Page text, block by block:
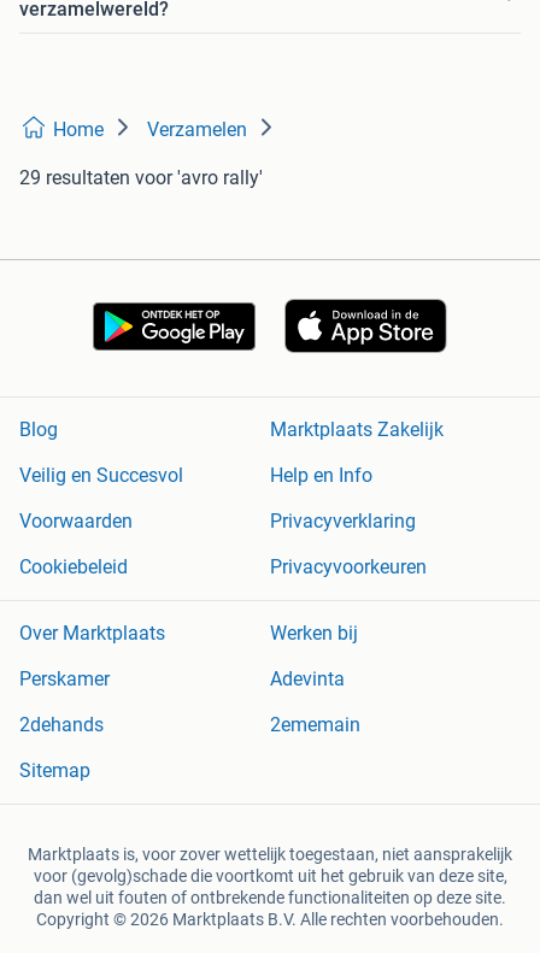
verzamelwereld?
Home Verzamelen
29 resultaten voor 'avro rally'
Blog
Marktplaats Zakelijk
Veilig en Succesvol
Help en Info
Voorwaarden
Privacyverklaring
Cookiebeleid
Privacyvoorkeuren
Over Marktplaats
Werken bij
Perskamer
Adevinta
2dehands
2ememain
Sitemap
Marktplaats is, voor zover wettelijk toegestaan, niet aansprakelijk
voor (gevolg)schade die voortkomt uit het gebruik van deze site,
dan wel uit fouten of ontbrekende functionaliteiten op deze site.
Copyright © 2026 Marktplaats B.V. Alle rechten voorbehouden.